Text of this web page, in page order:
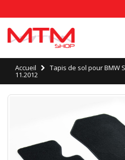
Accueil Tapis de sol pour BMW
11.2012